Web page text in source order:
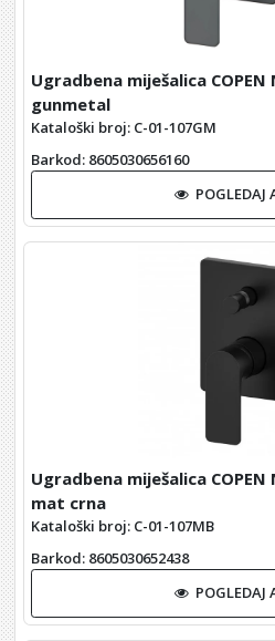
Ugradbena miješalica
gunmetal
Kataloški broj: C-01-107GM
Barkod: 8605030656160
POGLEDAJ
Ugradbena miješalica
mat crna
Kataloški broj: C-01-107MB
Barkod: 8605030652438
POGLEDAJ